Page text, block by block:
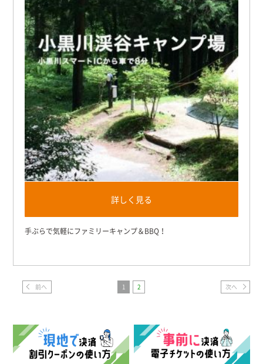
詳しく見る
手ぶらで気軽にファミリーキャンプ＆BBQ！
前へ 1 2 次へ